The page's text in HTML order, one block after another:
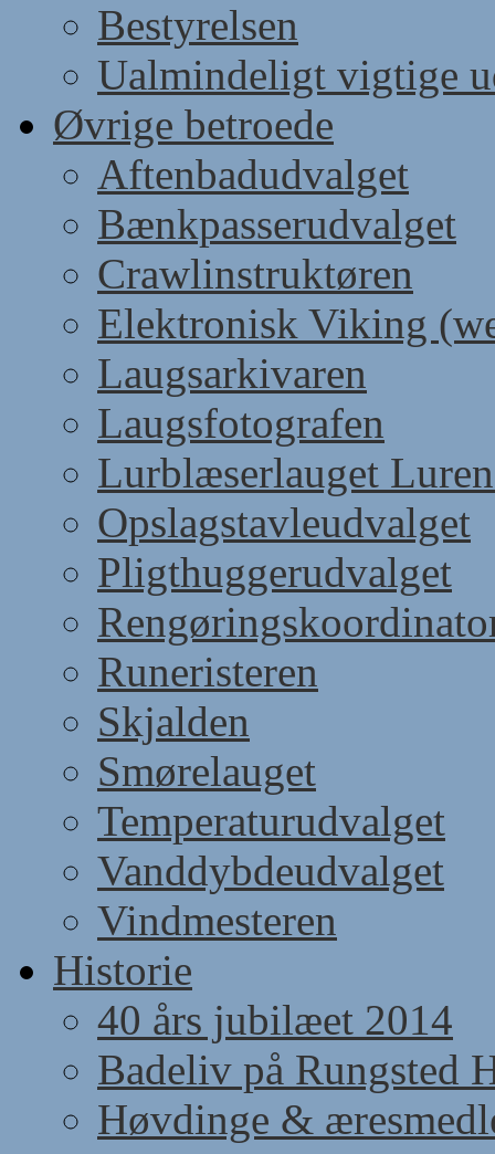
Bestyrelsen
Ualmindeligt vigtige
Øvrige betroede
Aftenbadudvalget
Bænkpasserudvalget
Crawlinstruktøren
Elektronisk Viking
Laugsarkivaren
Laugsfotografen
Lurblæserlauget
Opslagstavleudvalget
Pligthuggerudvalget
Runeristeren
Skjalden
Smørelauget
Temperaturudvalget
Vanddybdeudvalget
Vindmesteren
Historie
40 års jubilæet 2014
Badeliv på Rungsted
Høvdinge &